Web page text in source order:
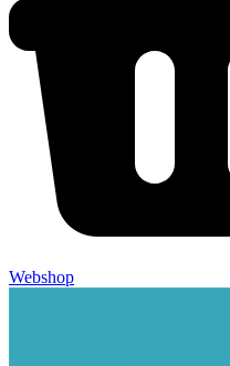
Webshop